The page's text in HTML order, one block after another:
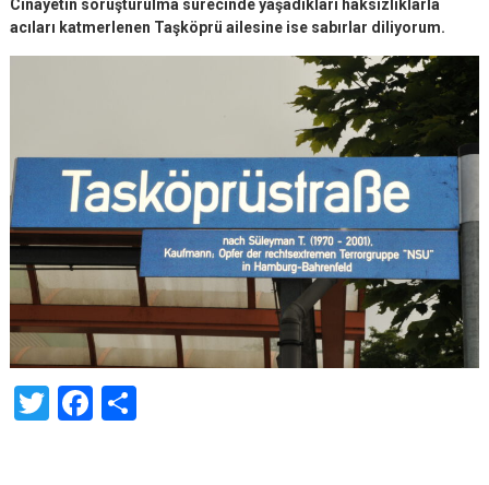
Cinayetin soruşturulma sürecinde yaşadıkları haksızlıklarla
acıları katmerlenen Taşköprü ailesine ise sabırlar diliyorum.
TwitterFacebook
Share